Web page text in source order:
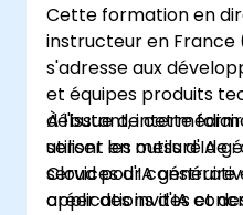
Cette formation en
instructeur en France
s'adresse aux
et équipes produits
débutant,
utiliser les outils d'IA
Cloud pour construire
applications d'IA
À l'issue de cette
seront en mesure de
services d'IA
créer des invites et